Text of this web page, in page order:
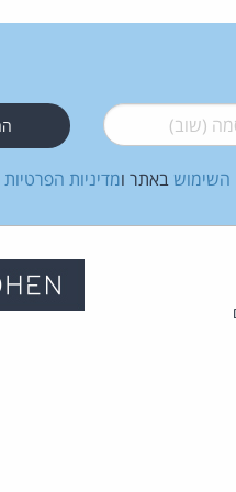
(שוב)*
השימוש באתר ומדיניות הפרטיות